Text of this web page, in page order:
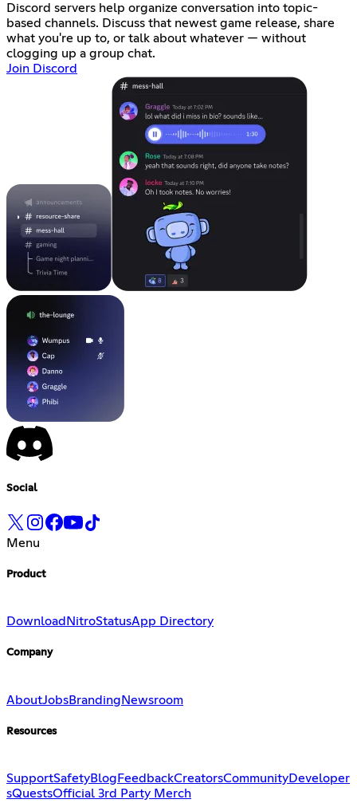
Discord servers help organize conversation into topic-
based channels. Discuss that newest game release, share
what you're up to, or talk about whatever — without
clogging up a group chat.
Join Discord
Social
Menu
Product
Download NitroStatusApp Directory
Company
AboutJobsBranding Newsroom
Resources
SupportSafetyBlog FeedbackCreatorsCommunityDeveloper
sQuestsOfficial 3rd Party Merch